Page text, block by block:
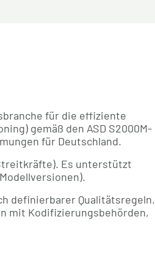
für die effiziente
gemäß den ASD S2000M-
für Deutschland.
Es unterstützt
definierbarer Qualitätsregeln.
mit Kodifizierungsbehörden,